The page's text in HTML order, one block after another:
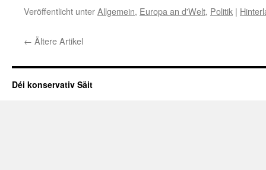
Veröffentlicht unterAllgemein, Europa an d'Welt, Politik |
← Ältere Artikel
Déi konservativ Säit